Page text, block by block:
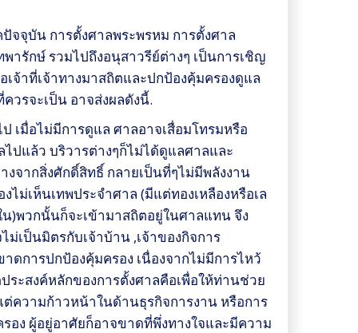
จุบัน การตั้งศาลพระพรหม การตั้งศาล
ารักษ์ รวมไปถึงอนุสาวรีย์ต่างๆ เป็นการเชิญ
จ้าที่เจ้าทางมาสถิตและปกป้องคุ้มครองดูแล
รจะเป็น อาจส่งผลดังนี้.
เมื่อไม่มีการดูแล ศาลอาจเสื่อมโทรมหรือ
ปแล้ว บริวารต่างๆก็ไม่ได้ดูแลศาลและ
จากสิ่งศักดิ์สิทธิ์ กลายเป็นที่ๆไม่มีพลังงาน
ม่เห็นเทพประจำศาล (มีแต่ทองเหลืองหรือเล
น)พวกนั้นก็จะเข้ามาสถิตอยู่ในศาลแทน จึง
เป็นมิตรกับเจ้าบ้าน ,เจ้าของกิจการ
การปกป้องคุ้มครอง เนื่องจากไม่มีการไหว้
ระสงค์หลักของการตั้งศาลคือเพื่อให้ท่านช่วย
ความก้าวหน้าในด้านธุรกิจการงาน หรือการ
อง ผู้อยู่อาศัยก็อาจขาดที่พึ่งทางใจและมีความ